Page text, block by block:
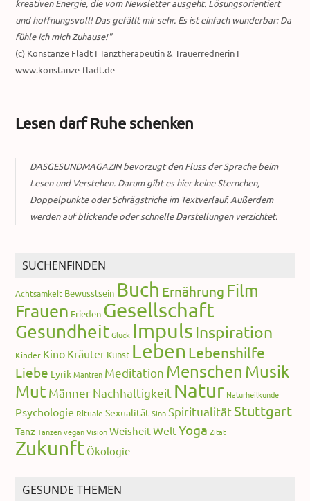
kreativen Energie, die vom Newsletter ausgeht. Lösungsorientiert
und hoffnungsvoll! Das gefällt mir sehr. Es ist einfach wunderbar: Da
fühle ich mich Zuhause!"
(c) Konstanze Fladt I Tanztherapeutin & Trauerrednerin I
www.konstanze-fladt.de
Lesen darf Ruhe schenken
DASGESUNDMAGAZIN bevorzugt den Fluss der Sprache beim
Lesen und Verstehen. Darum gibt es hier keine Sternchen,
Doppelpunkte oder Schrägstriche im Textverlauf. Außerdem
werden auf blickende oder schnelle Darstellungen verzichtet.
SUCHENFINDEN
Achtsamkeit Bewusstsein Buch Ernährung Film
Frauen Frieden Gesellschaft
Gesundheit Glück Impuls Inspiration
Kinder Kino Kräuter Kunst Leben Lebenshilfe
Liebe Lyrik Mantren Meditation Menschen Musik
Mut MännerNachhaltigkeit Natur Naturheilkunde
Psychologie Rituale Sexualität Sinn SpiritualitätStuttgart
Tanz Tanzen vegan Vision WeisheitWeltYoga Zitat
Zukunft Ökologie
GESUNDE THEMEN